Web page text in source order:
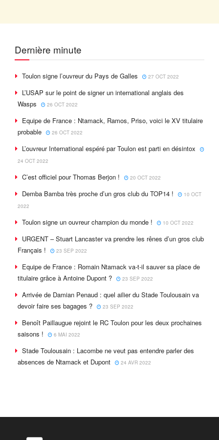
Dernière minute
Toulon signe l’ouvreur du Pays de Galles 27 OCT 2022
L’USAP sur le point de signer un international anglais des
Wasps
26 OCT 2022
Equipe de France : Ntamack, Ramos, Priso, voici le XV titulaire
probable
26 OCT 2022
L’ouvreur International espéré par Toulon est parti en désintox
24 OCT 2022
C’est officiel pour Thomas Berjon ! 20 OCT 2022
Demba Bamba très proche d’un gros club du TOP14 !
10 OCT
2022
Toulon signe un ouvreur champion du monde ! 10 OCT 2022
URGENT – Stuart Lancaster va prendre les rênes d’un gros club
Français !
23 SEP 2022
Equipe de France : Romain Ntamack va-t-il sauver sa place de
titulaire grâce à Antoine Dupont ?
23 SEP 2022
Arrivée de Damian Penaud : quel ailier du Stade Toulousain va
devoir faire ses bagages ?
23 SEP 2022
Benoît Paillaugue rejoint le RC Toulon pour les deux prochaines
saisons !
6 MAI 2022
Stade Toulousain : Lacombe ne veut pas entendre parler des
absences de Ntamack et Dupont
24 AVR 2022